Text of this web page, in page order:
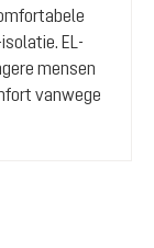
EL-
mensen
vanwege